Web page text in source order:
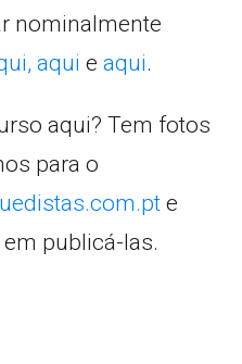
nominalmente
aqui e aqui.
aqui? Tem fotos
para o
e
publicá-las.